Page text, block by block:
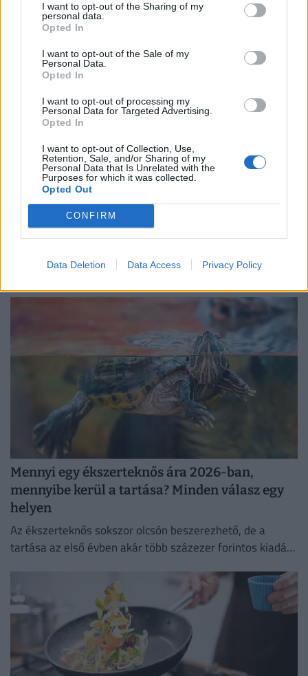
I want to opt-out of the Sharing of my
personal data.
Opted In
I want to opt-out of the Sale of my
Personal Data.
Opted In
I want to opt-out of processing my
Personal Data for Targeted Advertising.
Opted In
I want to opt-out of Collection, Use,
Retention, Sale, and/or Sharing of my
Personal Data that Is Unrelated with the
Purposes for which it was collected.
Opted Out
CONFIRM
Data Deletion Data Access Privacy Policy
kilencvenes évek elején gyerekek ezreinek szerzett
felejthetetlen élményeket.
Így trükköznek a magyar könyvmolyok 2026
nyarán: elszálltak a könyvárak, most minden
forintot meg kell menteni
Kitart a magyarok könyvvásárlási kedve a nyáron, de a
drágulás már óvatosabb költésre készteti az olvasókat.
Mennyi egy ékszerteknős ára 2026-ban,
mennyibe kerül a tartása? Minden válasz egy
helyen
Az ékszerteknős sokszor olcsón beszerezhető, de a
tartása az első évben akár több százezer forintos kiadás